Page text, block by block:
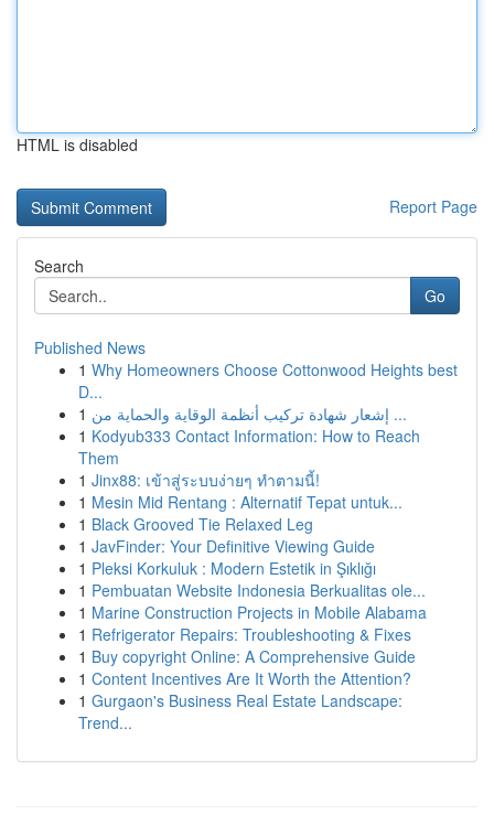
HTML is disabled
Report Page
Search
Go
Published News
1 Why Homeowners Choose Cottonwood Heights best
D...
1
إشعار شهادة تركيب أنظمة الوقاية والحماية من ...
1 Kodyub333 Contact Information: How to Reach
Them
1 Jinx88: เข้าสู่ระบบง่ายๆ ทำตามนี้!
1 Mesin Mid Rentang : Alternatif Tepat untuk...
1 Black Grooved Tie Relaxed Leg
1 JavFinder: Your Definitive Viewing Guide
1 Pleksi Korkuluk : Modern Estetik in Şıklığı
1 Pembuatan Website Indonesia Berkualitas ole...
1 Marine Construction Projects in Mobile Alabama
1 Refrigerator Repairs: Troubleshooting & Fixes
1 Buy copyright Online: A Comprehensive Guide
1 Content Incentives Are It Worth the Attention?
1 Gurgaon's Business Real Estate Landscape:
Trend...